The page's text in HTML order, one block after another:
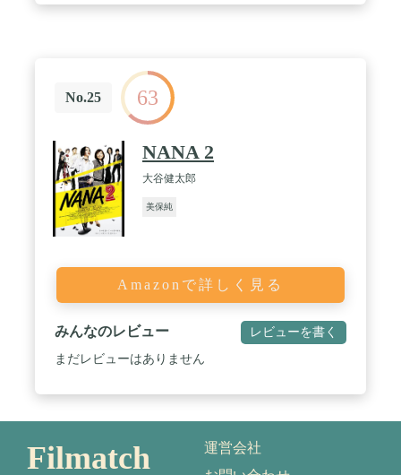
No.25 63
NANA 2
大谷健太郎
美保純
Amazonで詳しく見る
みんなのレビュー レビューを書く
まだレビューはありません
Filmatch
運営会社